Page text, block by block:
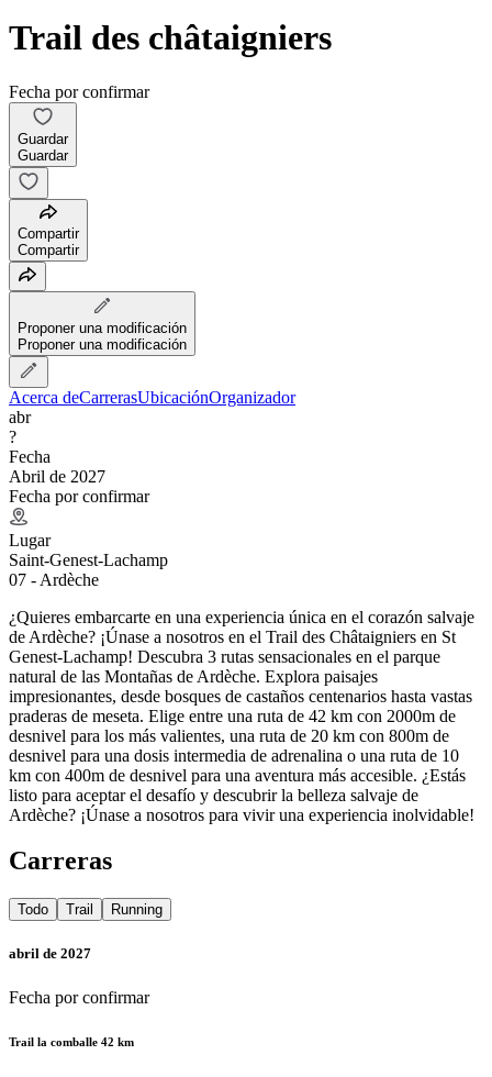
Trail des châtaigniers
Fecha por confirmar
Guardar
Guardar
Compartir
Compartir
Proponer una modificación
Proponer una modificación
Acerca deCarrerasUbicaciónOrganizador
abr
?
Fecha
Abril de 2027
Fecha por confirmar
Lugar
Saint-Genest-Lachamp
07 - Ardèche
¿Quieres embarcarte en una experiencia única en el corazón salvaje
de Ardèche? ¡Únase a nosotros en el Trail des Châtaigniers en St
Genest-Lachamp! Descubra 3 rutas sensacionales en el parque
natural de las Montañas de Ardèche. Explora paisajes
impresionantes, desde bosques de castaños centenarios hasta vastas
praderas de meseta. Elige entre una ruta de 42 km con 2000m de
desnivel para los más valientes, una ruta de 20 km con 800m de
desnivel para una dosis intermedia de adrenalina o una ruta de 10
km con 400m de desnivel para una aventura más accesible. ¿Estás
listo para aceptar el desafío y descubrir la belleza salvaje de
Ardèche? ¡Únase a nosotros para vivir una experiencia inolvidable!
Carreras
Todo Trail Running
abril de 2027
Fecha por confirmar
Trail la comballe 42 km